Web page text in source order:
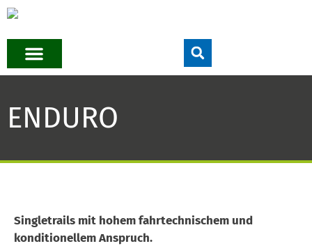
ENDURO
Singletrails mit hohem fahrtechnischem und
konditionellem Anspruch.